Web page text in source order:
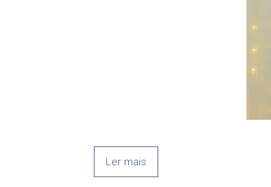
Ler mais